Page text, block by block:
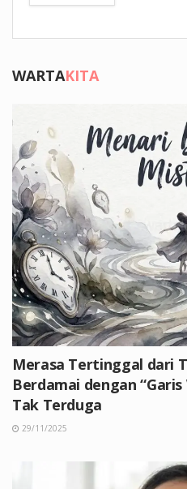
WARTAKITA
Merasa Tertinggal dari
Berdamai dengan
Tak Terduga
29/11/2025